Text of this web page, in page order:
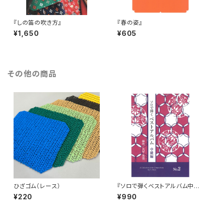
『しの笛の吹き方』
¥1,650
『春の姿』
¥605
その他の商品
ひざゴム（レース）
¥220
『ソロで弾くベストアルバム中級
編 No.2』
¥990